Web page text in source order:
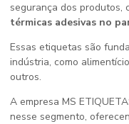
segurança dos produtos,
térmicas adesivas no
Essas etiquetas são
indústria, como
outros.
A empresa MS
nesse segmento,